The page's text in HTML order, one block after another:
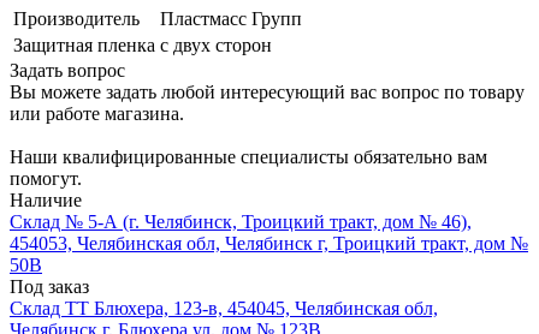
Производитель
Пластмасс Групп
Защитная пленка с двух сторон
Задать вопрос
Вы можете задать любой интересующий вас вопрос по товару
или работе магазина.
Наши квалифицированные специалисты обязательно вам
помогут.
Наличие
Склад № 5-А (г. Челябинск, Троицкий тракт, дом № 46),
454053, Челябинская обл, Челябинск г, Троицкий тракт, дом №
50В
Под заказ
Склад ТТ Блюхера, 123-в, 454045, Челябинская обл,